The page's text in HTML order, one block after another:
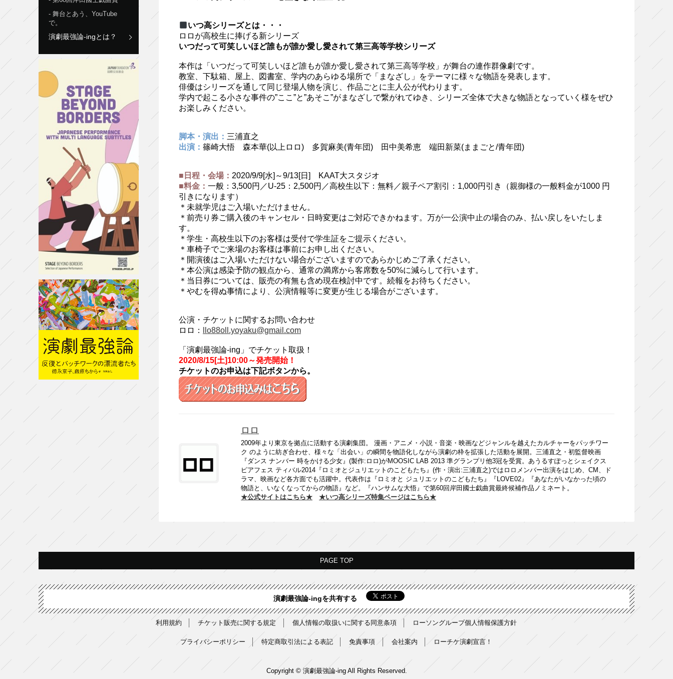
舞台とあう、YouTube
で。
演劇最強論-ingとは？
いつ⾼シリーズとは・・・
ロロが⾼校⽣に捧げる新シリーズ
いつだって可笑しいほど誰もが誰か愛し愛されて第三⾼等学校シリーズ
本作は「いつだって可笑しいほど誰もが誰か愛し愛されて第三⾼等学校」が舞台の連作群像劇です。
教室、下駄箱、屋上、図書室、学内のあらゆる場所で「まなざし」をテーマに様々な物語を発表します。
俳優はシリーズを通して同じ登場⼈物を演じ、作品ごとに主⼈公が代わります。
学内で起こる⼩さな事件の”ここ”と”あそこ”がまなざしで繋がれてゆき、シリーズ全体で⼤きな物語となっていく様をぜひ
お楽しみください。
脚本・演出： 三浦直之
出演： 篠崎⼤悟 森本華(以上ロロ) 多賀⿇美(⻘年団) ⽥中美希恵 端⽥新菜(ままごと/⻘年団)
■日程・会場： 2020/9/9[水]～9/13[日] KAAT⼤スタジオ
■料金： 一般：3,500円／U-25：2,500円／高校生以下：無料／親子ペア割引：1,000円引き（親御様の⼀般料⾦が1000 円
引きになります）
＊未就学児はご⼊場いただけません。
＊前売り券ご購⼊後のキャンセル・⽇時変更はご対応できかねます。万が⼀公演中⽌の場合のみ、払い戻しをいたしま
す。
＊学⽣・⾼校⽣以下のお客様は受付で学⽣証をご提⽰ください。
＊⾞椅⼦でご来場のお客様は事前にお申し出ください。
＊開演後はご⼊場いただけない場合がございますのであらかじめご了承ください。
＊本公演は感染予防の観点から、通常の満席から客席数を50%に減らして⾏います。
＊当⽇券については、販売の有無も含め現在検討中です。続報をお待ちください。
＊やむを得ぬ事情により、公演情報等に変更が⽣じる場合がございます。
公演・チケットに関するお問い合わせ
ロロ：
llo88oll.yoyaku@gmail.com
「演劇最強論-ing」でチケット取扱！
2020/8/15[土]10:00～発売開始！
チケットのお申込は下記ボタンから。
ロロ
2009年より東京を拠点に活動する演劇集団。 漫画・アニメ・小説・音楽・映画などジャンルを越えたカルチャーをパッチワー
ク のように紡ぎ合わせ、様々な「出会い」の瞬間を物語化しながら演劇の枠を拡張した活動を展開。三浦直之・初監督映画
『ダンス ナンバー 時をかける少⼥』(製作:ロロ)がMOOSIC LAB 2013 準グランプリ他3冠を受賞。あうるすぽっとシェイクス
ピアフェス ティバル2014『ロミオとジュリエットのこどもたち』(作・演出:三浦直之)ではロロメンバー出演をはじめ、CM、ド
ラマ、映画など各⽅面でも活躍中。代表作は『ロミオと ジュリエットのこどもたち』『LOVE02』『あなたがいなかった頃の
物語と、いなくなってからの物語』など。『ハンサムな大悟』で第60回岸⽥國⼠戯曲賞最終候補作品ノミネート。
★公式サイトはこちら★
★いつ高シリーズ特集ページはこちら★
PAGE TOP
演劇最強論-ingを共有する
利用規約 チケット販売に関する規定 個人情報の取扱いに関する同意条項 ローソングループ個人情報保護方針
プライバシーポリシー 特定商取引法による表記 免責事項 会社案内 ローチケ演劇宣言！
Copyright © 演劇最強論-ing All Rights Reserved.